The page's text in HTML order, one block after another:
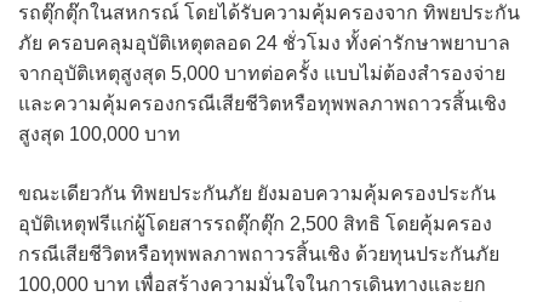
รถตุ๊กตุ๊กในสหกรณ์ โดยได้รับความคุ้มครองจาก ทิพยประกัน
ภัย ครอบคลุมอุบัติเหตุตลอด 24 ชั่วโมง ทั้งค่ารักษาพยาบาล
จากอุบัติเหตุสูงสุด 5,000 บาทต่อครั้ง แบบไม่ต้องสำรองจ่าย
และความคุ้มครองกรณีเสียชีวิตหรือทุพพลภาพถาวรสิ้นเชิง
สูงสุด 100,000 บาท
ขณะเดียวกัน ทิพยประกันภัย ยังมอบความคุ้มครองประกัน
อุบัติเหตุฟรีแก่ผู้โดยสารรถตุ๊กตุ๊ก 2,500 สิทธิ โดยคุ้มครอง
กรณีเสียชีวิตหรือทุพพลภาพถาวรสิ้นเชิง ด้วยทุนประกันภัย
100,000 บาท เพื่อสร้างความมั่นใจในการเดินทางและยก